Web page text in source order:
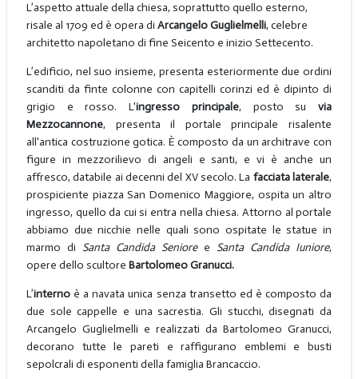
L’aspetto attuale della chiesa, soprattutto quello esterno,
risale al 1709 ed è opera di Arcangelo Guglielmelli, celebre
architetto napoletano di fine Seicento e inizio Settecento.
L’edificio, nel suo insieme, presenta esteriormente due ordini
scanditi da finte colonne con capitelli corinzi ed è dipinto di
grigio e rosso. L'ingresso principale, posto suvia
Mezzocannone, presenta il portale principale risalente
all'antica costruzione gotica. È composto da un architrave con
figure in mezzorilievo di angeli e santi, e vi è anche un
affresco, databile ai decenni del XV secolo. La facciata laterale,
prospiciente piazza San Domenico Maggiore, ospita un altro
ingresso, quello da cui si entra nella chiesa. Attorno al portale
abbiamo due nicchie nelle quali sono ospitate le statue in
marmo di Santa Candida SenioreeSanta Candida Iuniore,
opere dello scultore Bartolomeo Granucci.
L’internoè a navata unica senza transetto ed è composto da
due sole cappelle e una sacrestia. Gli stucchi, disegnati da
Arcangelo Guglielmelli e realizzati da Bartolomeo Granucci,
decorano tutte le pareti e raffigurano emblemi e busti
sepolcrali di esponenti della famiglia Brancaccio.